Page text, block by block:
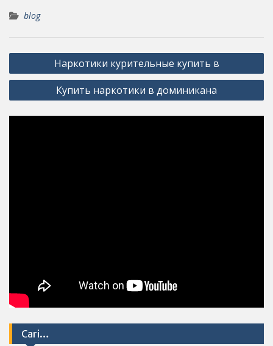
blog
Post
navigation
Наркотики курительные купить в
Купить наркотики в доминикана
Cari…